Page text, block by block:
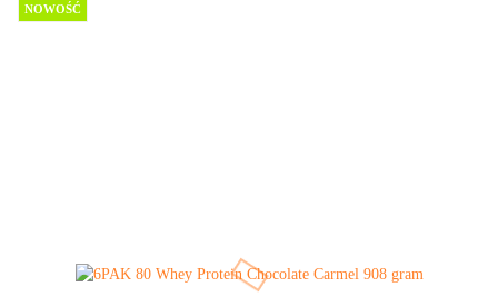
NOWOŚĆ